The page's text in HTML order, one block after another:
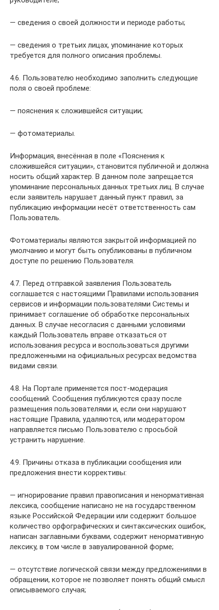
— сведения о своей должности и периоде работы;
— сведения о третьих лицах, упоминание которых
требуется для полного описания проблемы.
4.6. Пользователю необходимо заполнить следующие
поля о своей проблеме:
— пояснения к сложившейся ситуации;
— фотоматериалы.
Информация, внесённая в поле «Пояснения к
сложившейся ситуации», становится публичной и должна
носить общий характер. В данном поле запрещается
упоминание персональных данных третьих лиц. В случае
если заявитель нарушает данный пункт правил, за
публикацию информации несёт ответственность сам
Пользователь.
Фотоматериалы являются закрытой информацией по
умолчанию и могут быть опубликованы в публичном
доступе по решению Пользователя.
4.7. Перед отправкой заявления Пользователь
соглашается с настоящими Правилами использования
сервисов и информации пользователями Системы и
принимает соглашение об обработке персональных
данных. В случае несогласия с данными условиями
каждый Пользователь вправе отказаться от
использования ресурса и воспользоваться другими
предложенными на официальных ресурсах ведомства
видами связи.
4.8. На Портале применяется пост-модерация
сообщений. Сообщения публикуются сразу после
размещения пользователями и, если они нарушают
настоящие Правила, удаляются, или модератором
направляется письмо Пользователю с просьбой
устранить нарушение.
4.9. Причины отказа в публикации сообщения или
предложения внести коррективы:
— игнорирование правил правописания и ненормативная
лексика, сообщение написано не на государственном
языке Российской Федерации или содержит большое
количество орфографических и синтаксических ошибок,
написан заглавными буквами, содержит ненормативную
лексику, в том числе в завуалированной форме;
— отсутствие логической связи между предложениями в
обращении, которое не позволяет понять общий смысл
описываемого случая;